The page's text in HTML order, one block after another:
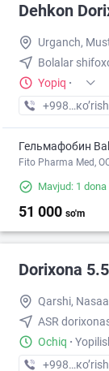
Dehkon
Urganch,
Bolalar
Yopiq ·
+998 (99)кo’rish
Гельмафобин
Fito Pharma Med,
Mavjud: 1 dona
51 000 so'm
Dorixona 5.5
Qarshi,
ASR
Ochiq ·
+998 (75)кo’rish